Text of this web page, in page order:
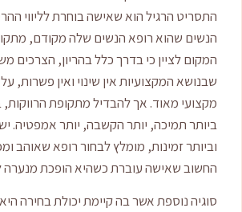
התסריט הרגיל הוא שאישה בוחרת לליווי
הנשים שהוא רופא הנשים שלה מקודם,
המקום לציין כי בדרך כלל בהריון, הצרכים
שבנושא המקצועיות אין שינוי ואין פשרות,
מקצועי מאוד. אך להבדיל מתקופת הרווקות,
ביותר תמיכה, יותר הקשבה, יותר אמפטיה. יש
וביותר זמינות, מומלץ לבחור רופא שאוהב
החשוב שאישה עוברת כשהיא הופכת
סוגיה נוספת אשר בה קיימת יכולת בחירה